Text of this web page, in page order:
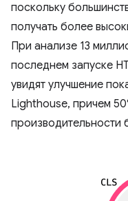
поскольку
получать более
При анализе 13
последнем запуске
увидят улучшение
Lighthouse, причем
производительности